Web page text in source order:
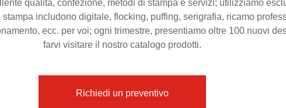
qualità, confezione, metodi di stampa e servizi; utilizziamo
includono digitale, flocking, puffing, serigrafia, ricamo
ecc. per voi; ogni trimestre, presentiamo oltre 100 nuovi
farvi visitare il nostro catalogo prodotti.
Richiedi un preventivo